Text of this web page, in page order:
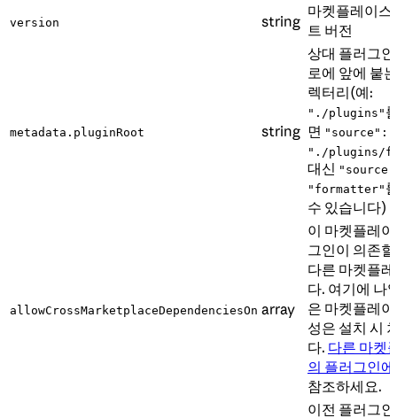
version string
마켓플레이스
트 버전
metadata.pluginRoot string
상대 플러그
로에 앞에 붙
렉터리(예:
"./plugins"
면 "source":
"./plugins/
대신
"formatter"
수 있습니다)
allowCrossMarketplaceDependenciesOn array
이 마켓플레
그인이 의존
다른 마켓플
다. 여기에 나
은 마켓플레
성은 설치 시
다. 다른 마켓
의 플러그인
참조하세요.
이전 플러그인